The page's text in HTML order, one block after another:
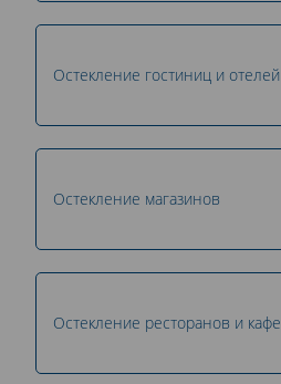
Остекление гостиниц и отелей
Остекление магазинов
Остекление ресторанов и кафе